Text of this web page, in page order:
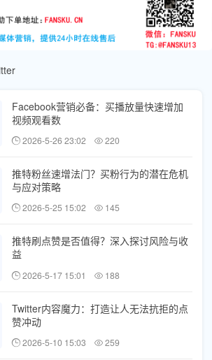
Facebook营销必备：买播放量快速增加
视频观看数
2026-5-26 23:02 220
推特粉丝速增法门？买粉行为的潜在危机
与应对策略
2026-5-25 15:02 145
推特刷点赞是否值得？深入探讨风险与收
益
2026-5-17 15:01 188
Twitter内容魔力：打造让人无法抗拒的点
赞冲动
2026-5-10 15:03 259